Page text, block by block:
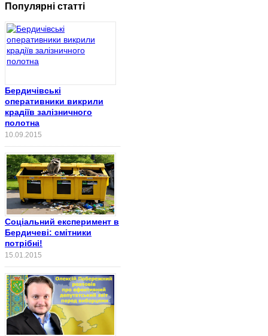
Популярні статті
Бердичівські
оперативники викрили
крадіїв залізничного
полотна
10.09.2015
Соціальний експеримент в
Бердичеві: смітники
потрібні!
15.01.2015